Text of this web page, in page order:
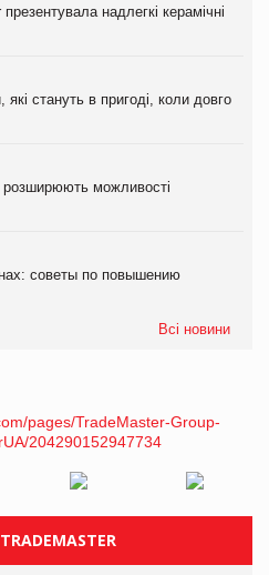
надлегкі керамічні
стануть в пригоді, коли довго
можливості
советы по повышению
Всі новини